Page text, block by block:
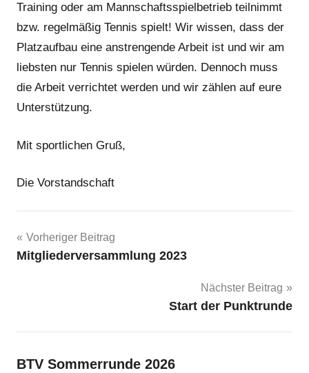
Training oder am Mannschaftsspielbetrieb teilnimmt
bzw. regelmäßig Tennis spielt! Wir wissen, dass der
Platzaufbau eine anstrengende Arbeit ist und wir am
liebsten nur Tennis spielen würden. Dennoch muss
die Arbeit verrichtet werden und wir zählen auf eure
Unterstützung.
Mit sportlichen Gruß,
Die Vorstandschaft
Beitragsnavigation
Vorheriger Beitrag
Mitgliederversammlung 2023
Nächster Beitrag
Start der Punktrunde
BTV Sommerrunde 2026